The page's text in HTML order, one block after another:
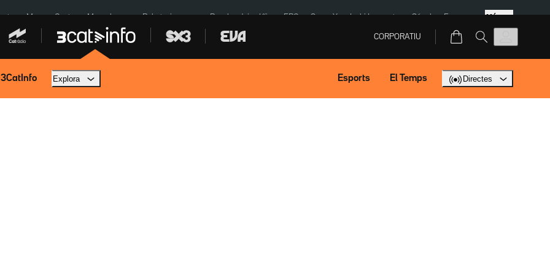
Menors Ceuta Mercabarna Robatoris coure Bombardejos Kíiv ERC SpaceX Isaki Lacuesta Sánchez Europa Més
CORPORATIU
3CatInfo Explora Esports El Temps Directes